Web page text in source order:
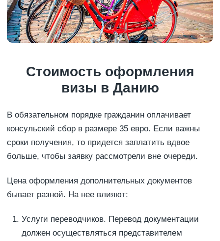
Стоимость оформления
визы в Данию
В обязательном порядке гражданин оплачивает
консульский сбор в размере 35 евро. Если важны
сроки получения, то придется заплатить вдвое
больше, чтобы заявку рассмотрели вне очереди.
Цена оформления дополнительных документов
бывает разной. На нее влияют:
Услуги переводчиков. Перевод документации
должен осуществляться представителем